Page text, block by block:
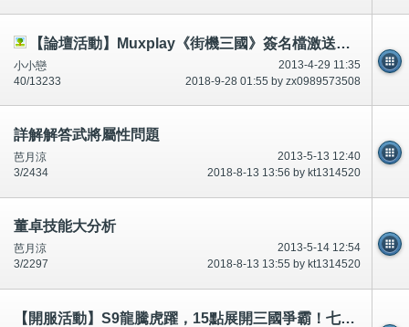
【論壇活動】Muxplay《街機三國》簽名檔激送積分活動
2013-4-29 11:35
小小戀
2018-9-28 01:55 by zx0989573508
40/13233
詳解解答武將屬性問題
2013-5-13 12:40
芭月涼
2018-8-13 13:56 by kt1314520
3/2434
董卓技能大分析
2013-5-14 12:54
芭月涼
2018-8-13 13:55 by kt1314520
3/2297
【開服活動】S9龍騰虎躍，15點展開三國爭霸！七重好禮與您稱霸三國！